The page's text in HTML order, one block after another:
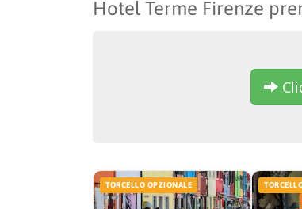
Hotel Terme Firenze
TORCELLO OPZIONALE